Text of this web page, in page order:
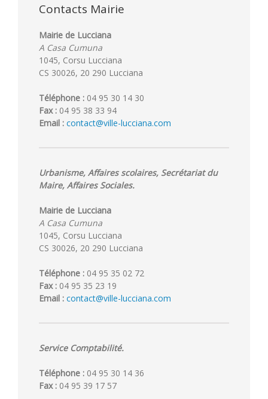
Contacts Mairie
Mairie de Lucciana
A Casa Cumuna
1045, Corsu Lucciana
CS 30026, 20 290 Lucciana
Téléphone : 04 95 30 14 30
Fax : 04 95 38 33 94
Email : contact@ville-lucciana.com
Urbanisme, Affaires scolaires, Secrétariat du
Maire, Affaires Sociales.
Mairie de Lucciana
A Casa Cumuna
1045, Corsu Lucciana
CS 30026, 20 290 Lucciana
Téléphone : 04 95 35 02 72
Fax : 04 95 35 23 19
Email : contact@ville-lucciana.com
Service Comptabilité.
Téléphone : 04 95 30 14 36
Fax : 04 95 39 17 57